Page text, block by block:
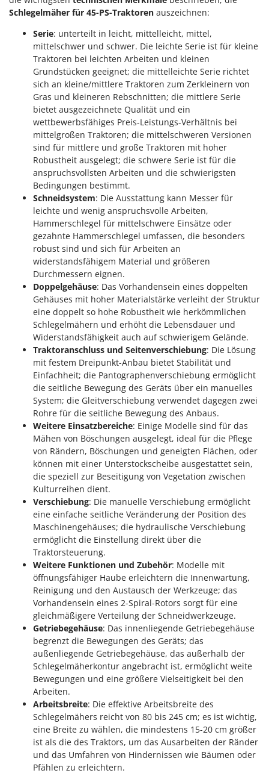
Schlegelmäher für 45-PS-Traktoren auszeichnen:
Serie: unterteilt in leicht, mittelleicht, mittel,
mittelschwer und schwer. Die leichte Serie ist für kleine
Traktoren bei leichten Arbeiten und kleinen
Grundstücken geeignet; die mittelleichte Serie richtet
sich an kleine/mittlere Traktoren zum Zerkleinern von
Gras und kleineren Rebschnitten; die mittlere Serie
bietet ausgezeichnete Qualität und ein
wettbewerbsfähiges Preis-Leistungs-Verhältnis bei
mittelgroßen Traktoren; die mittelschweren Versionen
sind für mittlere und große Traktoren mit hoher
Robustheit ausgelegt; die schwere Serie ist für die
anspruchsvollsten Arbeiten und die schwierigsten
Bedingungen bestimmt.
Schneidsystem: Die Ausstattung kann Messer für
leichte und wenig anspruchsvolle Arbeiten,
Hammerschlegel für mittelschwere Einsätze oder
gezahnte Hammerschlegel umfassen, die besonders
robust sind und sich für Arbeiten an
widerstandsfähigem Material und größeren
Durchmessern eignen.
Doppelgehäuse: Das Vorhandensein eines doppelten
Gehäuses mit hoher Materialstärke verleiht der Struktur
eine doppelt so hohe Robustheit wie herkömmlichen
Schlegelmähern und erhöht die Lebensdauer und
Widerstandsfähigkeit auch auf schwierigem Gelände.
Traktoranschluss und Seitenverschiebung: Die Lösung
mit festem Dreipunkt-Anbau bietet Stabilität und
Einfachheit; die Pantographenverschiebung ermöglicht
die seitliche Bewegung des Geräts über ein manuelles
System; die Gleitverschiebung verwendet dagegen zwei
Rohre für die seitliche Bewegung des Anbaus.
Weitere Einsatzbereiche: Einige Modelle sind für das
Mähen von Böschungen ausgelegt, ideal für die Pflege
von Rändern, Böschungen und geneigten Flächen, oder
können mit einer Unterstockscheibe ausgestattet sein,
die speziell zur Beseitigung von Vegetation zwischen
Kulturreihen dient.
Verschiebung: Die manuelle Verschiebung ermöglicht
eine einfache seitliche Veränderung der Position des
Maschinengehäuses; die hydraulische Verschiebung
ermöglicht die Einstellung direkt über die
Traktorsteuerung.
Weitere Funktionen und Zubehör: Modelle mit
öffnungsfähiger Haube erleichtern die Innenwartung,
Reinigung und den Austausch der Werkzeuge; das
Vorhandensein eines 2-Spiral-Rotors sorgt für eine
gleichmäßigere Verteilung der Schneidwerkzeuge.
Getriebegehäuse: Das innenliegende Getriebegehäuse
begrenzt die Bewegungen des Geräts; das
außenliegende Getriebegehäuse, das außerhalb der
Schlegelmäherkontur angebracht ist, ermöglicht weite
Bewegungen und eine größere Vielseitigkeit bei den
Arbeiten.
Arbeitsbreite: Die effektive Arbeitsbreite des
Schlegelmähers reicht von 80 bis 245 cm; es ist wichtig,
eine Breite zu wählen, die mindestens 15-20 cm größer
ist als die des Traktors, um das Ausarbeiten der Ränder
und das Umfahren von Hindernissen wie Bäumen oder
Pfählen zu erleichtern.